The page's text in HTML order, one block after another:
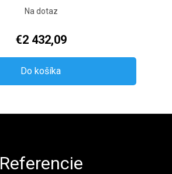
Na dotaz
€2 432,09
Do košíka
Referencie